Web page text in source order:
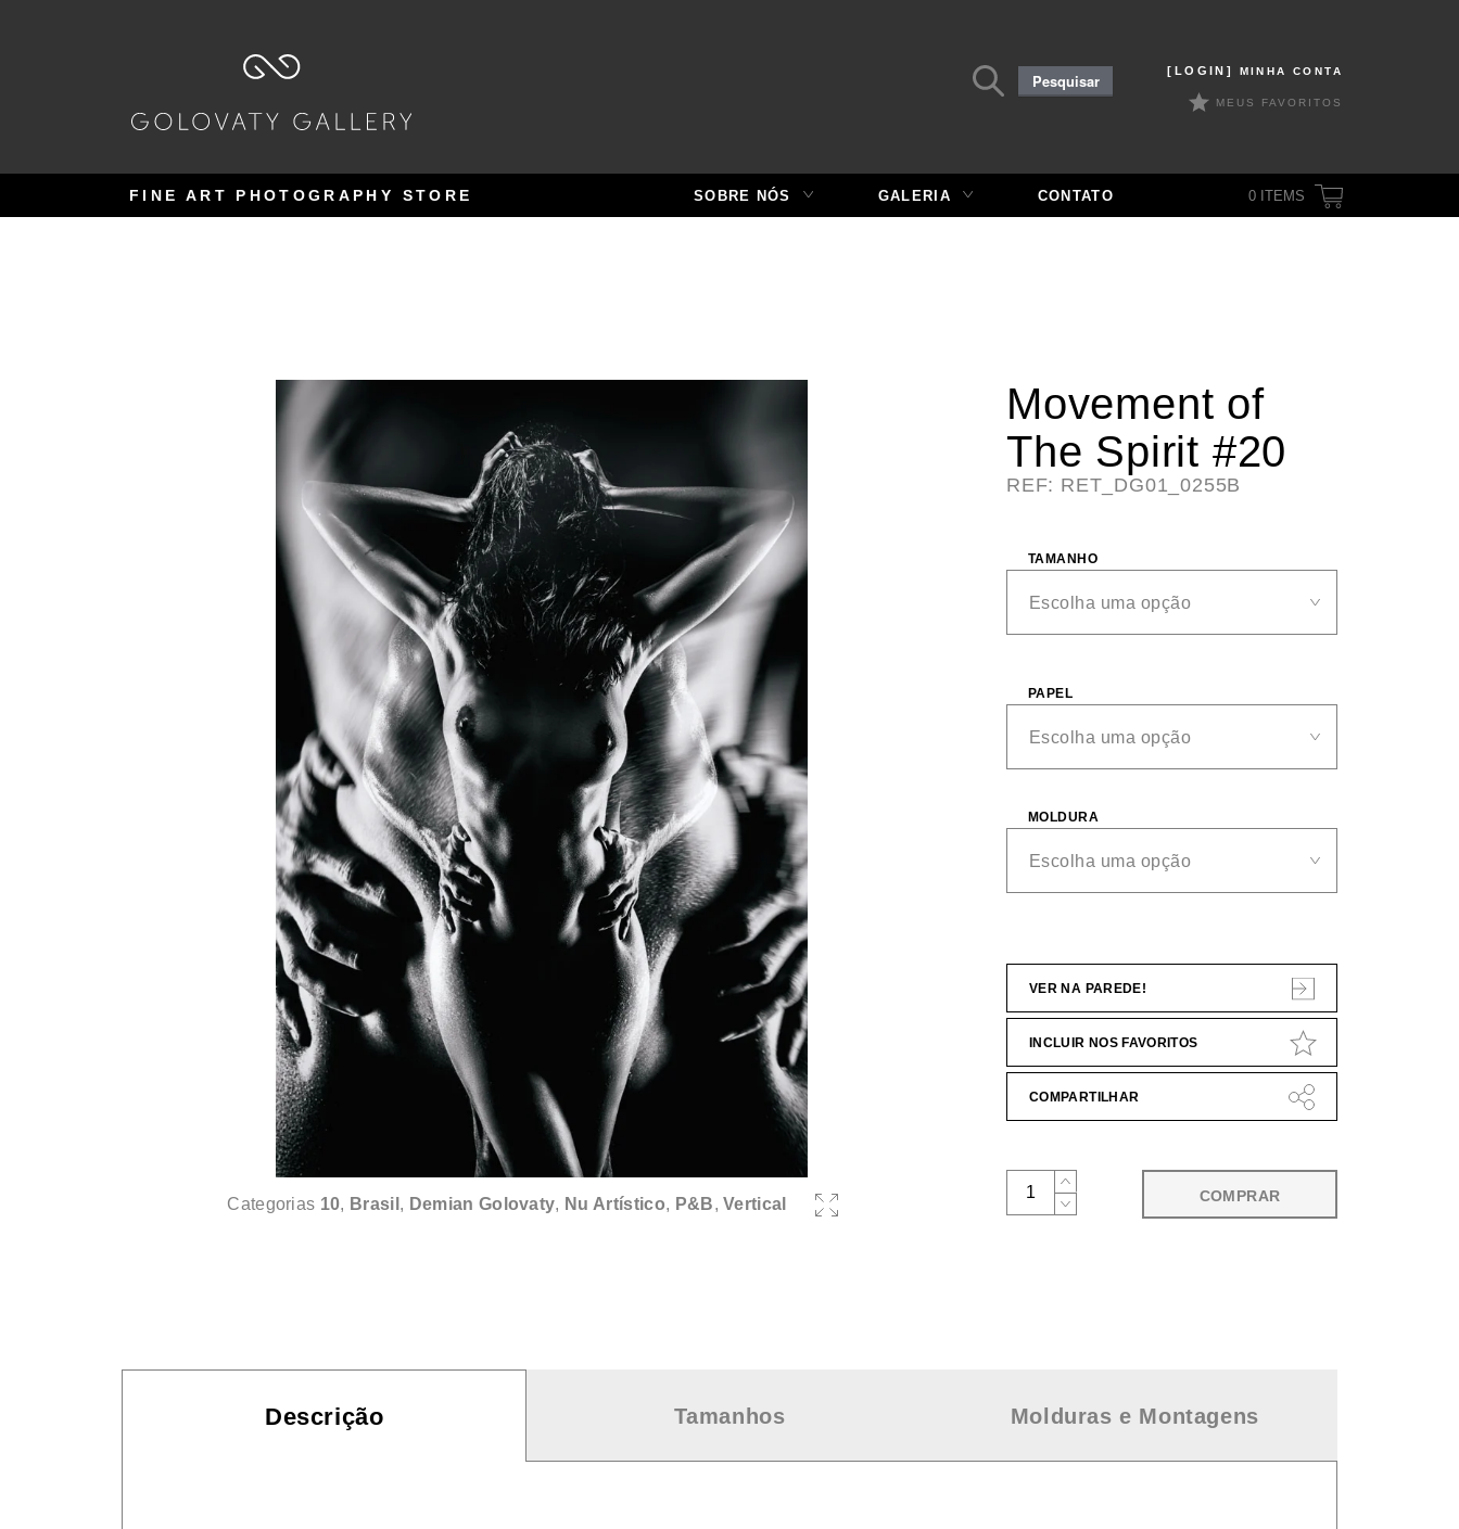
navegação
[LOGIN] MINHA CONTA
MEUS FAVORITOS
Pesquisar
por:Pesquisar
FINE ART PHOTOGRAPHY STORE SOBRE NÓS GALERIA CONTATO 0 ITEMS
Categorias 10, Brasil , Demian Golovaty, Nu Artístico, P&B,Vertical
Movement of
The Spirit #20
REF: RET_DG01_0255B
TAMANHO
PAPEL
MOLDURA
VER NA PAREDE!
INCLUIR NOS FAVORITOS
COMPARTILHAR
COMPRAR
Descrição Tamanhos Molduras e Montagens